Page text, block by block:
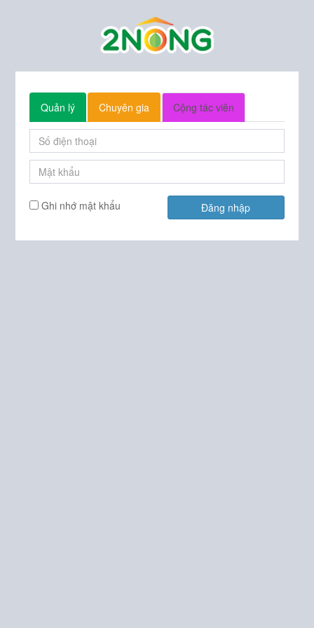
Quản lý Chuyên gia Cộng tác viên
Ghi nhớ mật khẩu